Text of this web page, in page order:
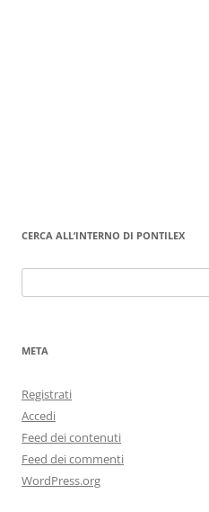
CERCA ALL’INTERNO DI PONTILEX
per:
META
Registrati
Accedi
Feed dei contenuti
Feed dei commenti
WordPress.org